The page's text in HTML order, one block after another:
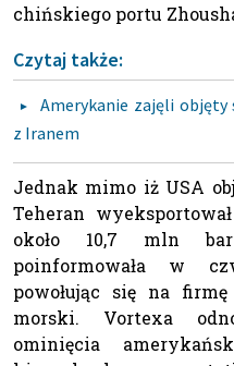
chińskiego portu
Czytaj także:
Amerykanie zajęli objęty
z Iranem
Jednak mimo iż USA
Teheran
około 10,7 mln
poinformowała w
powołując się na
morski. Vortexa
ominięcia